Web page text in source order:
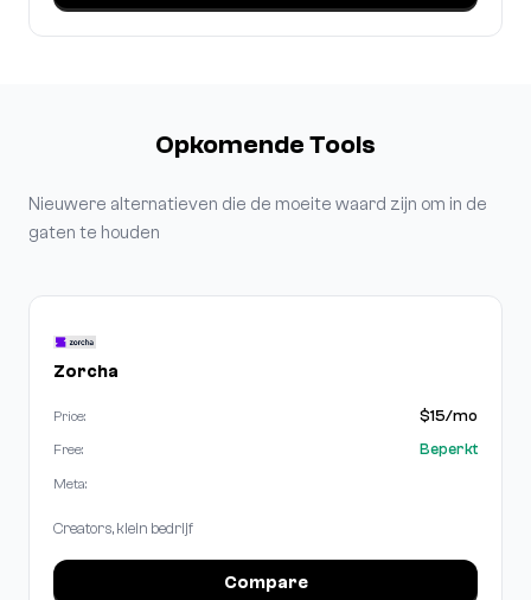
Opkomende Tools
Nieuwere alternatieven die de moeite waard zijn om in de
gaten te houden
Zorcha
Price: $15/mo
Free: Beperkt
Meta:
Creators, klein bedrijf
Compare